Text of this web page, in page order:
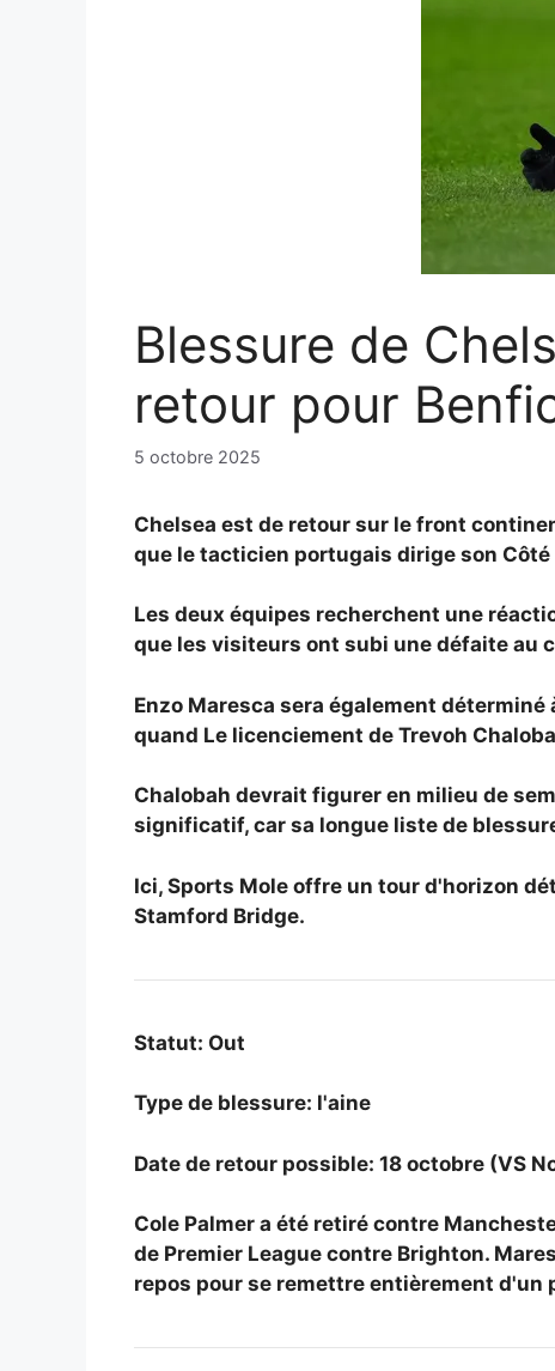
Blessure de
retour pour
5 octobre 2025
Chelsea est de retour sur le front
que le tacticien portugais dirige son
Les deux équipes recherchent une
que les visiteurs ont subi une défaite au
Enzo Maresca sera également
quand Le licenciement de Trevoh
Chalobah devrait figurer en milieu de
significatif, car sa longue liste de
Ici, Sports Mole offre un tour d'horizon
Stamford Bridge.
Statut: Out
Type de blessure: l'aine
Date de retour possible: 18 octobre (VS
Cole Palmer a été retiré contre
de Premier League contre Brighton.
repos pour se remettre entièrement d'un